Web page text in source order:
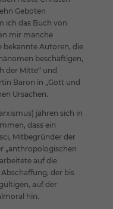
Geboten
ich das Buch von
mir manche
bekannte Autoren, die
beschäftigen,
der Mitte“ und
Baron in „Gott und
Ursachen.
jähren sich in
dass ein
Mitbegründer der
„anthropologischen
auf die
der bis
auf der
hin.
zu ganzen
Informationen
Cookies auswählen.
Speichern
Funktionen und
erforderlich.
anzeigen
Media-Plattformen
von externen